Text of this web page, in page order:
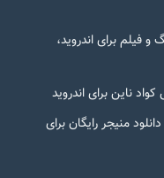
آهنگ و فیلم برای اندروید،
دانلود Free Download Manager 6.30 دانلود منیجر رایگان برای